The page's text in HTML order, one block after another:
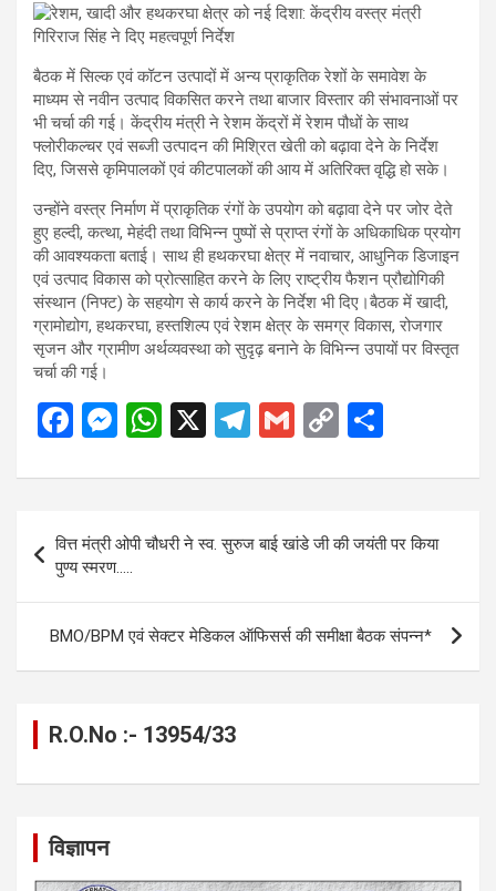
बैठक में सिल्क एवं कॉटन उत्पादों में अन्य प्राकृतिक रेशों के समावेश के
माध्यम से नवीन उत्पाद विकसित करने तथा बाजार विस्तार की संभावनाओं पर
भी चर्चा की गई। केंद्रीय मंत्री ने रेशम केंद्रों में रेशम पौधों के साथ
फ्लोरीकल्चर एवं सब्जी उत्पादन की मिश्रित खेती को बढ़ावा देने के निर्देश
दिए, जिससे कृमिपालकों एवं कीटपालकों की आय में अतिरिक्त वृद्धि हो सके।
उन्होंने वस्त्र निर्माण में प्राकृतिक रंगों के उपयोग को बढ़ावा देने पर जोर देते
हुए हल्दी, कत्था, मेहंदी तथा विभिन्न पुष्पों से प्राप्त रंगों के अधिकाधिक प्रयोग
की आवश्यकता बताई। साथ ही हथकरघा क्षेत्र में नवाचार, आधुनिक डिजाइन
एवं उत्पाद विकास को प्रोत्साहित करने के लिए राष्ट्रीय फैशन प्रौद्योगिकी
संस्थान (निफ्ट) के सहयोग से कार्य करने के निर्देश भी दिए।बैठक में खादी,
ग्रामोद्योग, हथकरघा, हस्तशिल्प एवं रेशम क्षेत्र के समग्र विकास, रोजगार
सृजन और ग्रामीण अर्थव्यवस्था को सुदृढ़ बनाने के विभिन्न उपायों पर विस्तृत
चर्चा की गई।
F
ce
b
o
o
k
M
se
n
g
er
W
at
s
A
p
p
X
T
e
gr
a
m
G
ail
C
py
Li
n
k
ar
e
Post
navigation
वित्त मंत्री ओपी चौधरी ने स्व. सुरुज बाई खांडे जी की जयंती पर किया
पुण्य स्मरण…..
BMO/BPM एवं सेक्टर मेडिकल ऑफिसर्स की समीक्षा बैठक संपन्न*
R.O.No :- 13954/33
विज्ञापन